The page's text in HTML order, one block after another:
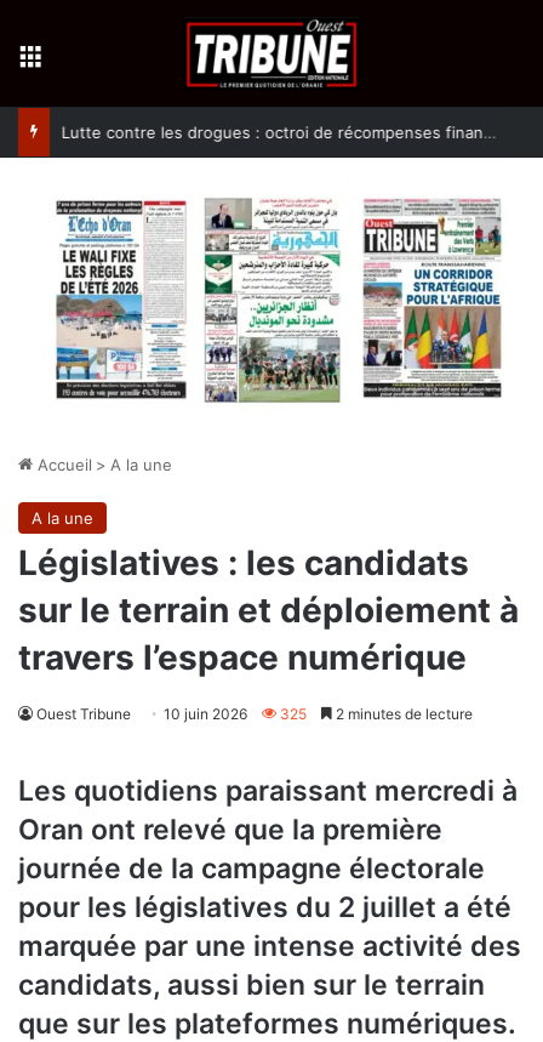
Lutte contre les drogues : octroi de récompenses financières aux dénonciateurs de trafiquants
Accueil > A la une
A la une
Législatives : les candidats
sur le terrain et déploiement à
travers l’espace numérique
Ouest Tribune 10 juin 2026 325 2 minutes de lecture
Les quotidiens paraissant mercredi à
Oran ont relevé que la première
journée de la campagne électorale
pour les législatives du 2 juillet a été
marquée par une intense activité des
candidats, aussi bien sur le terrain
que sur les plateformes numériques.